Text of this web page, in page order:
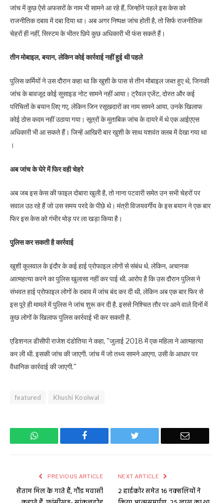
जांच में कुछ ऐसे अफसरों के नाम भी सामने आ रहे हैं, जिन्होंने पहले इस केस को
राजनीतिक दबाव में दबा दिया था। अब अगर निष्पक्ष जांच होती है, तो सिर्फ राजनीतिक
चेहरों ही नहीं, सिस्टम के भीतर छिपे कुछ अधिकारी भी फंस सकते हैं।
तीन मोबाइल, बयान, लेकिन कोई कार्रवाई नहीं हुई थी पहले
पुलिस कर्मियों ने उस दौरान कहा था कि खुशी के पास से तीन मोबाइल जब्त हुए थे, जिनकी
जांच के बावजूद कोई सुसाइड नोट सामने नहीं आया। ट्रैवल एजेंट, दोस्त और कई
परिचितों के बयान लिए गए, लेकिन जिन रसूखदारों का नाम सामने आया, उनके खिलाफ
कोई ठोस कदम नहीं उठाया गया। सूत्रों के मुताबिक जांच के दायरे में थे एक आईएएस
अधिकारी भी आ सकते हैं। जिन्हें आखिरी बार खुशी के साथ यशवंत क्लब में देखा गया था
।
अब जांच के घेरे में फिर वही चेहरे
अब जब इस केस की फाइल दोबारा खुली है, तो नाना पटवारी समेत उन सभी चेहरों पर
सवाल उठ रहे हैं जो उस समय परदे के पीछे थे। मंत्री विजयवर्गीय के इस बयान ने एक बार
फिर इस केस को गंभीर मोड़ पर ला खड़ा किया है।
पुलिस कर सकती है कार्रवाई
खुशी कूलवाल के इंदौर के कई हाई प्रोफाइल लोगों से संबंध थे. लेकिन, अचानक
आत्महत्या करने का पुलिस खुलासा नहीं कर पाई थी. आरोप है कि उस दौरान पुलिस ने
संभवत हाई प्रोफाइल लोगों के दबाव में जांच बंद कर दी थी, लेकिन अब एक बार फिर से
इस पूरे ही मामले में पुलिस ने जांच शुरू कर दी है. इससे निश्चित तौर पर आने वाले दिनों में
कुछ लोगों के खिलाफ पुलिस कार्रवाई भी कर सकती है.
एडिशनल डीसीपी राजेश दंडोतिया ने कहा, "जुलाई 2018 में एक महिला ने आत्महत्या
कर ली थी. इसकी जांच की जाएगी. जांच में जो तथ्य सामने आएगा, उसी के आधार पर
वैधानिक कार्रवाई की जाएगी."
featured Khushi Koolwal
WhatsApp Facebook Twitter Email
PREVIOUS ARTICLE
सैताम मिल के गाते हैं, गौंड मवासी
NEXT ARTICLE
2 हार्डकोर समेत 16 नक्सलियों ने